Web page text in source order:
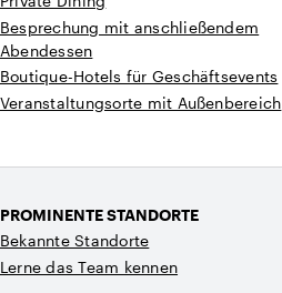
Besprechung mit anschließendem
Abendessen
Boutique-Hotels für Geschäftsevents
Veranstaltungsorte mit Außenbereich
PROMINENTE STANDORTE
Bekannte Standorte
Lerne das Team kennen